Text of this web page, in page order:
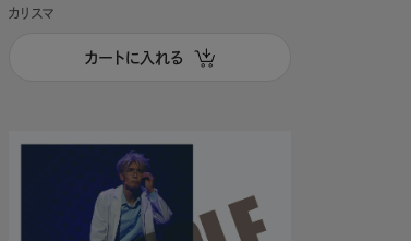
カリスマ
カートに入れる